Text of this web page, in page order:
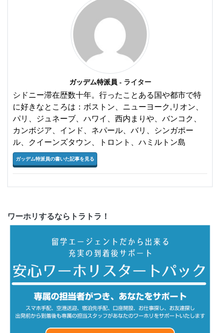
ガッデム特派員 - ライター
シドニー滞在歴数十年。行ったことある国や都市で特
に好きなところは：ボストン、ニューヨーク,リオン、
パリ、ジュネーブ、ハワイ、西内まりや、バンコク、
カンボジア、インド、ネパール、バリ、シンガポー
ル、クイーンズタウン、トロント、ハミルトン島
ガッデム特派員の書いた記事を見る
ワーホリするならトラトラ！